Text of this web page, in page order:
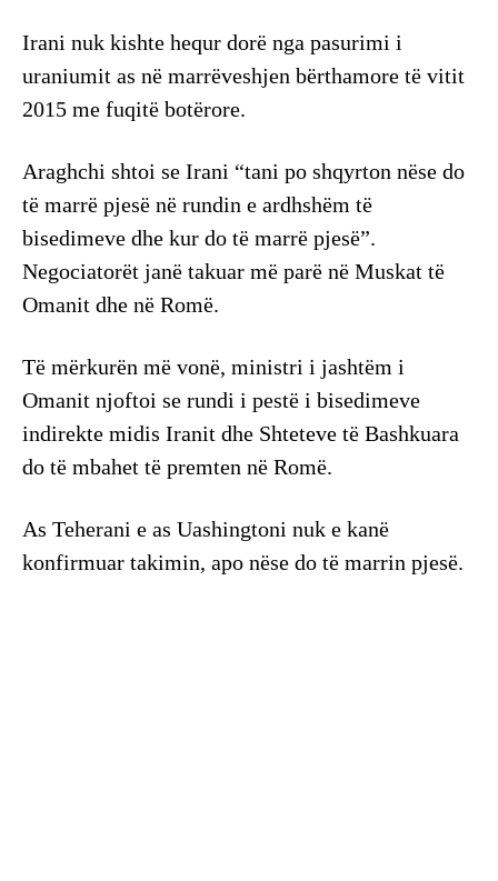
Irani nuk kishte hequr dorë nga pasurimi i
uraniumit as në marrëveshjen bërthamore të vitit
2015 me fuqitë botërore.
Araghchi shtoi se Irani “tani po shqyrton nëse do
të marrë pjesë në rundin e ardhshëm të
bisedimeve dhe kur do të marrë pjesë”.
Negociatorët janë takuar më parë në Muskat të
Omanit dhe në Romë.
Të mërkurën më vonë, ministri i jashtëm i
Omanit njoftoi se rundi i pestë i bisedimeve
indirekte midis Iranit dhe Shteteve të Bashkuara
do të mbahet të premten në Romë.
As Teherani e as Uashingtoni nuk e kanë
konfirmuar takimin, apo nëse do të marrin pjesë.